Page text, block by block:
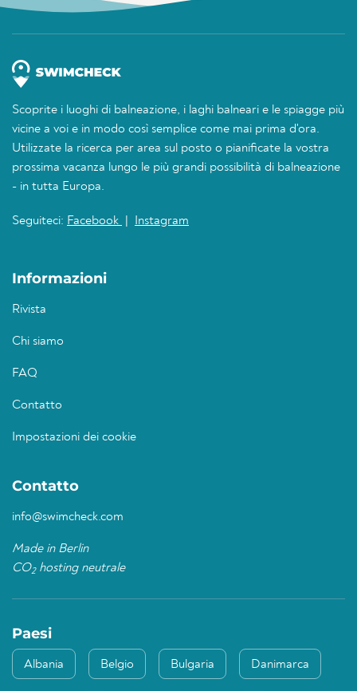
Scoprite i luoghi di balneazione, i laghi balneari e le spiagge più
vicine a voi e in modo così semplice come mai prima d'ora.
Utilizzate la ricerca per area sul posto o pianificate la vostra
prossima vacanza lungo le più grandi possibilità di balneazione
- in tutta Europa.
Seguiteci: Facebook Instagram
Informazioni
Rivista
Chi siamo
FAQ
Contatto
Impostazioni dei cookie
Contatto
info@swimcheck.com
Made in Berlin
CO2hosting neutrale
Paesi
Albania Belgio Bulgaria Danimarca